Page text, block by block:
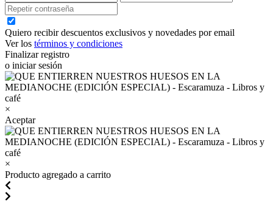
Quiero recibir descuentos exclusivos y novedades por email
Ver los términos y condiciones
Finalizar registro
o iniciar sesión
×
Aceptar
×
Producto agregado a carrito